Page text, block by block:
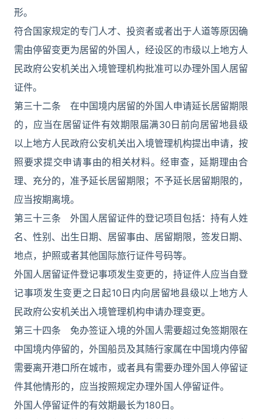
形。
符合国家规定的专门人才、投资者或者出于人道等原因确
需由停留变更为居留的外国人，经设区的市级以上地方人
民政府公安机关出入境管理机构批准可以办理外国人居留
证件。
第三十二条 在中国境内居留的外国人申请延长居留期限
的，应当在居留证件有效期限届满30日前向居留地县级
以上地方人民政府公安机关出入境管理机构提出申请，按
照要求提交申请事由的相关材料。经审查，延期理由合
理、充分的，准予延长居留期限；不予延长居留期限的，
应当按期离境。
第三十三条 外国人居留证件的登记项目包括：持有人姓
名、性别、出生日期、居留事由、居留期限，签发日期、
地点，护照或者其他国际旅行证件号码等。
外国人居留证件登记事项发生变更的，持证件人应当自登
记事项发生变更之日起10日内向居留地县级以上地方人
民政府公安机关出入境管理机构申请办理变更。
第三十四条 免办签证入境的外国人需要超过免签期限在
中国境内停留的，外国船员及其随行家属在中国境内停留
需要离开港口所在城市，或者具有需要办理外国人停留证
件其他情形的，应当按照规定办理外国人停留证件。
外国人停留证件的有效期最长为180日。